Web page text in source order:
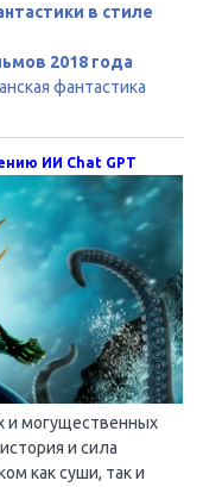
в стиле
2018 года
фантастика
ИИ Chat GPT
и могущественных
и сила
как суши, так и